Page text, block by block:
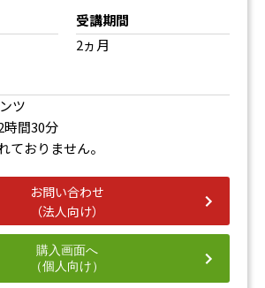
機化学・高分子化学
成
は
性体、立体異性体）
種反応
と合成
高分子化合物
受講期間
2ヵ月
ツ
時間30分
おりません。
お問い合わせ
（法人向け）
購入画面へ
（個人向け）